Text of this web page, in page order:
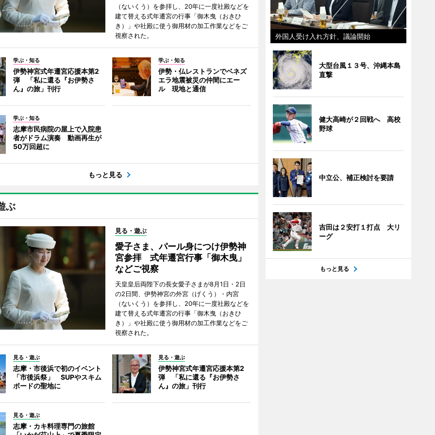
（ないくう）を参拝し、20年に一度社殿などを
建て替える式年遷宮の行事「御木曳（おきひ
き）」や社殿に使う御用材の加工作業などをご
視察された。
学ぶ・知る
伊勢神宮式年遷宮応援本第2
弾 「私に還る『お伊勢さ
ん』の旅」刊行
学ぶ・知る
伊勢・仏レストランでベネズ
エラ地震被災の仲間にエー
ル 現地と通信
学ぶ・知る
志摩市民病院の屋上で入院患
者がドラム演奏 動画再生が
50万回超に
もっと見る
ぶ
見る・遊ぶ
愛子さま、パール身につけ伊勢神
宮参拝 式年遷宮行事「御木曳」
などご視察
天皇皇后両陛下の長女愛子さまが8月1日・2日
の2日間、伊勢神宮の外宮（げくう）・内宮
（ないくう）を参拝し、20年に一度社殿などを
建て替える式年遷宮の行事「御木曳（おきひ
き）」や社殿に使う御用材の加工作業などをご
視察された。
見る・遊ぶ
志摩・市後浜で初のイベント
「市後浜祭」 SUPやスキム
ボードの聖地に
見る・遊ぶ
伊勢神宮式年遷宮応援本第2
弾 「私に還る『お伊勢さ
ん』の旅」刊行
見る・遊ぶ
志摩・カキ料理専門の旅館
外国人受け入れ方針、議論開始
大型台風１３号、沖縄本島
直撃
健大高崎が２回戦へ 高校
野球
中立公、補正検討を要請
吉田は２安打１打点 大リ
ーグ
もっと見る